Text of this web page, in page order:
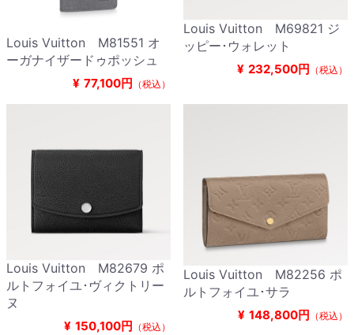
Louis Vuitton M81551 オ
ーガナイザードゥポッシュ
¥ 77,100円 （税込）
Louis Vuitton M69821 ジ
ッピー･ウォレット
¥ 232,500円 （税込）
Louis Vuitton M82679 ポ
ルトフォイユ･ヴィクトリー
ヌ
¥ 150,100円 （税込）
Louis Vuitton M82256 ポ
ルトフォイユ･サラ
¥ 148,800円 （税込）